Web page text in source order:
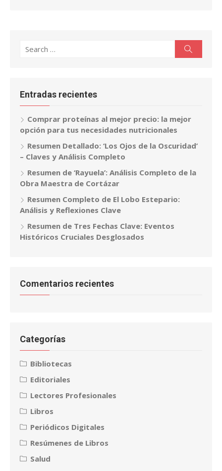
Search
Entradas recientes
Comprar proteínas al mejor precio: la mejor
opción para tus necesidades nutricionales
Resumen Detallado: ‘Los Ojos de la Oscuridad’
– Claves y Análisis Completo
Resumen de ‘Rayuela’: Análisis Completo de la
Obra Maestra de Cortázar
Resumen Completo de El Lobo Estepario:
Análisis y Reflexiones Clave
Resumen de Tres Fechas Clave: Eventos
Históricos Cruciales Desglosados
Comentarios recientes
Categorías
Bibliotecas
Editoriales
Lectores Profesionales
Libros
Periódicos Digitales
Resúmenes de Libros
Salud